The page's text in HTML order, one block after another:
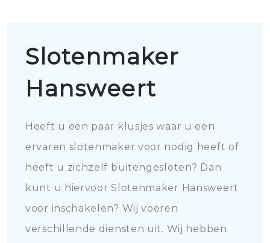
Slotenmaker
Hansweert
Heeft u een paar klusjes waar u een
ervaren slotenmaker voor nodig heeft of
heeft u zichzelf buitengesloten? Dan
kunt u hiervoor Slotenmaker Hansweert
voor inschakelen? Wij voeren
verschillende diensten uit. Wij hebben